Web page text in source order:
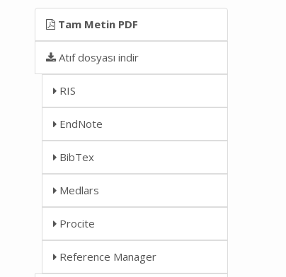
Tam Metin PDF
Atıf dosyası indir
RIS
EndNote
BibTex
Medlars
Procite
Reference Manager